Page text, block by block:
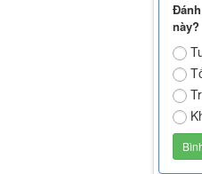
này?